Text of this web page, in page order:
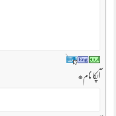
آپکا نام*